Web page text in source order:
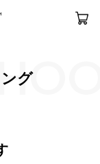
グ